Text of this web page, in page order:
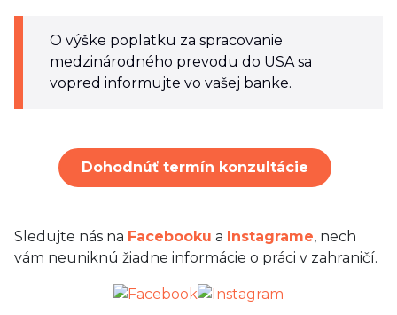
O výške poplatku za spracovanie
medzinárodného prevodu do USA sa
vopred informujte vo vašej banke.
Dohodnúť termín konzultácie
Sledujte nás na Facebooku a Instagrame, nech
vám neuniknú žiadne informácie o práci v zahraničí.